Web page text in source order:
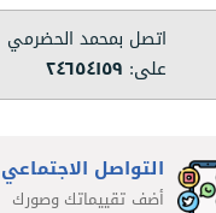
اتصل بمحمد الحضرمي
على: ٢٤٦٥٤١٥٩
التواصل الاجتماعي
أضف تقييماتك وصورك